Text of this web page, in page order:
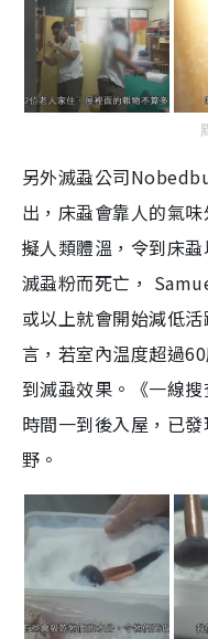
另外滅蝨公司
出，床蝨會靠人的氣
擬人類體溫，令到床
滅蝨粉而死亡，
或以上就會開始減低
言，若室內温度超過
到滅蝨效果。《一線
時間一到後入屋，已
野。